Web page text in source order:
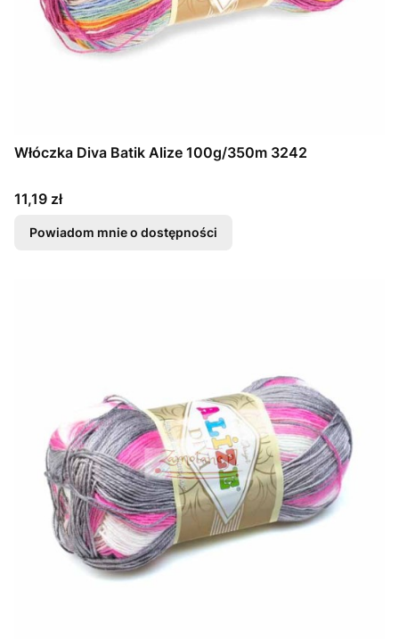
Włóczka Diva Batik Alize 100g/350m 3242
Cena
11,19 zł
Powiadom mnie o dostępności